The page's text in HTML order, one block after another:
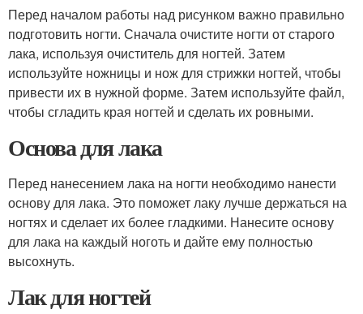
Перед началом работы над рисунком важно правильно
подготовить ногти. Сначала очистите ногти от старого
лака, используя очиститель для ногтей. Затем
используйте ножницы и нож для стрижки ногтей, чтобы
привести их в нужной форме. Затем используйте файл,
чтобы сгладить края ногтей и сделать их ровными.
Основа для лака
Перед нанесением лака на ногти необходимо нанести
основу для лака. Это поможет лаку лучше держаться на
ногтях и сделает их более гладкими. Нанесите основу
для лака на каждый ноготь и дайте ему полностью
высохнуть.
Лак для ногтей